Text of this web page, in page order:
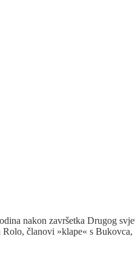
nakon završetka Drugog
članovi »klape« s Bukovca,